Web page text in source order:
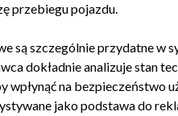
przebiegu pojazdu.
są szczególnie przydatne w
dokładnie analizuje stan
wpłynąć na bezpieczeństwo
jako podstawa do